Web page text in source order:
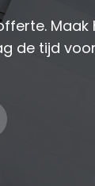
Maak
de tijd